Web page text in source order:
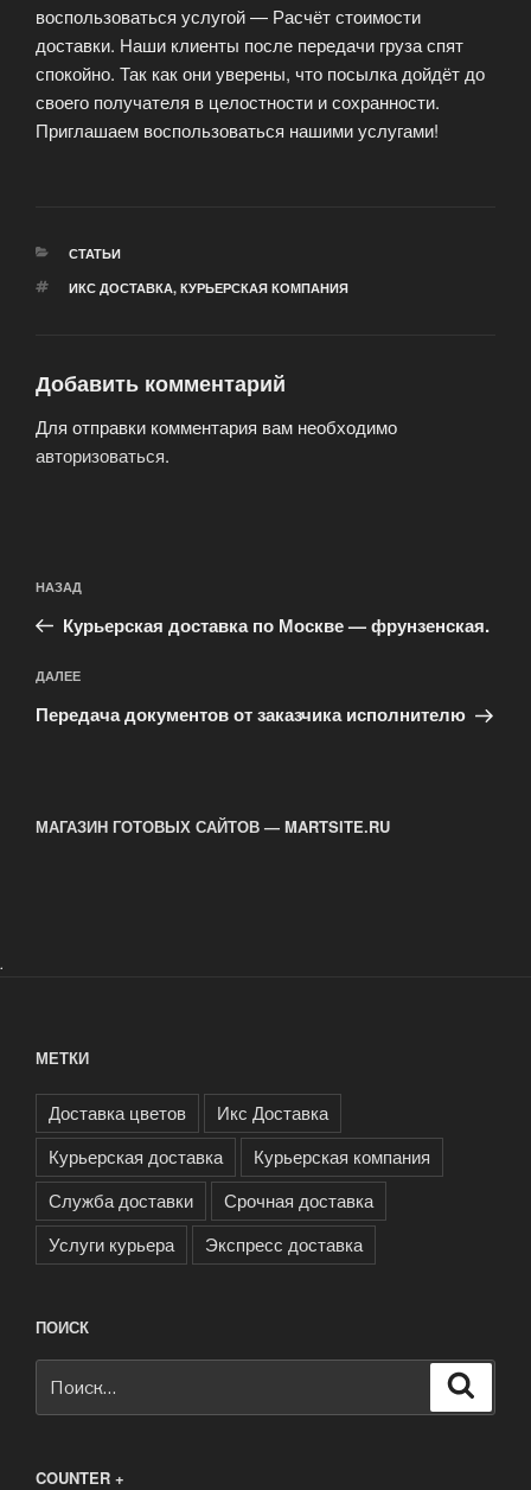
воспользоваться услугой — Расчёт стоимости
доставки. Наши клиенты после передачи груза спят
спокойно. Так как они уверены, что посылка дойдёт до
своего получателя в целостности и сохранности.
Приглашаем воспользоваться нашими услугами!
РУБРИКИ
СТАТЬИ
МЕТКИ
ИКС ДОСТАВКА, КУРЬЕРСКАЯ КОМПАНИЯ
Добавить комментарий
Для отправки комментария вам необходимо
авторизоваться.
по
записям
Предыдущая
запись:
НАЗАД
Курьерская доставка по Москве — фрунзенская.
Следующая
запись
ДАЛЕЕ
Передача документов от заказчика исполнителю
МАГАЗИН ГОТОВЫХ САЙТОВ — MARTSITE.RU
.
МЕТКИ
Доставка цветов
Икс Доставка
Курьерская доставка
Курьерская компания
Служба доставки
Срочная доставка
Услуги курьера
Экспресс доставка
ПОИСК
COUNTER +